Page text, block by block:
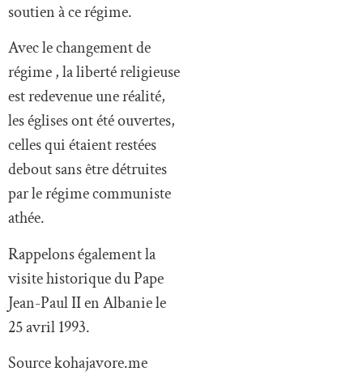
soutien à ce régime.
Avec le changement de
régime , la liberté religieuse
est redevenue une réalité,
les églises ont été ouvertes,
celles qui étaient restées
debout sans être détruites
par le régime communiste
athée.
Rappelons également la
visite historique du Pape
Jean-Paul II en Albanie le
25 avril 1993.
Source kohajavore.me